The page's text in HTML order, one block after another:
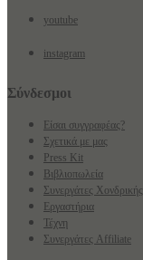
youtube
instagram
Σύνδεσμοι
Είσαι συγγραφέας?
Σχετικά με μας
Press Kit
Βιβλιοπωλεία
Συνεργάτες Χονδρικής
Εργαστήρια
Τέχνη
Συνεργάτες Affiliate